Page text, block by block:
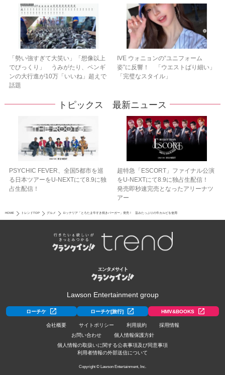
「勢い強すぎて大笑い」「想像以上
でびっくり」 うみがたり、ペンギ
ンの大行進が10万「いいね」超えで
話題
IVE ウォニョンの“ユニフォーム
姿”に反響！ 「ウエストばり細い」
「完璧なスタイル」
トピックス 最新ニュース
PSYCHIC FEVER、全国5都市を巡
る日本ツアーをU‐NEXTにて8.9に独
占生配信！
超特急「ESCORT」ファイナル公演
をU-NEXTにて8.9に独占生配信！
発売即秒速完売となったアリーナツ
アー
HOME トレンドTOP グルメ ロッテリア「とろたま牛すき焼きバーガー」発売！ 旨みたっぷりの牛カルビを使用
Lawson Entertainment group
ローチケ ローチケ[旅行] HMV&BOOKS
会社概要 サイトポリシー 利用規約
採用情報
お問い合わせ
個人情報保護方針
個人情報の取扱いに関する公表事項及び同意事項
利用者情報の外部送信について
Copyright © Lawson Entertainment, Inc.